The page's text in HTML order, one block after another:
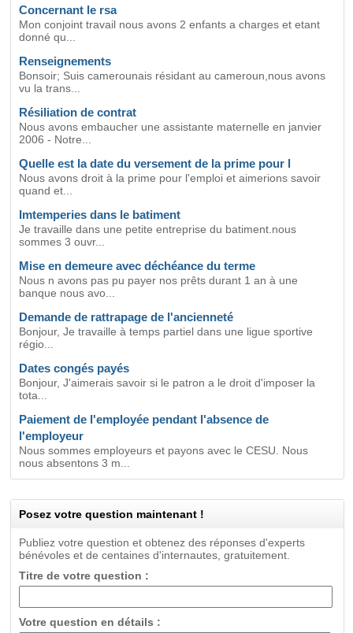
Concernant le rsa
Mon conjoint travail nous avons 2 enfants a charges et etant
donné qu...
Renseignements
Bonsoir; Suis camerounais résidant au cameroun,nous avons
vu la trans...
Résiliation de contrat
Nous avons embaucher une assistante maternelle en janvier
2006 - Notre...
Quelle est la date du versement de la prime pour l
Nous avons droit à la prime pour l'emploi et aimerions savoir
quand et...
Imtemperies dans le batiment
Je travaille dans une petite entreprise du batiment.nous
sommes 3 ouvr...
Mise en demeure avec déchéance du terme
Nous n avons pas pu payer nos prêts durant 1 an à une
banque nous avo...
Demande de rattrapage de l'ancienneté
Bonjour, Je travaille à temps partiel dans une ligue sportive
régio...
Dates congés payés
Bonjour, J'aimerais savoir si le patron a le droit d'imposer la
tota...
Paiement de l'employée pendant l'absence de
l'employeur
Nous sommes employeurs et payons avec le CESU. Nous
nous absentons 3 m...
Posez votre question maintenant !
Publiez votre question et obtenez des réponses d'experts
bénévoles et de centaines d'internautes, gratuitement.
Titre de votre question :
Votre question en détails :